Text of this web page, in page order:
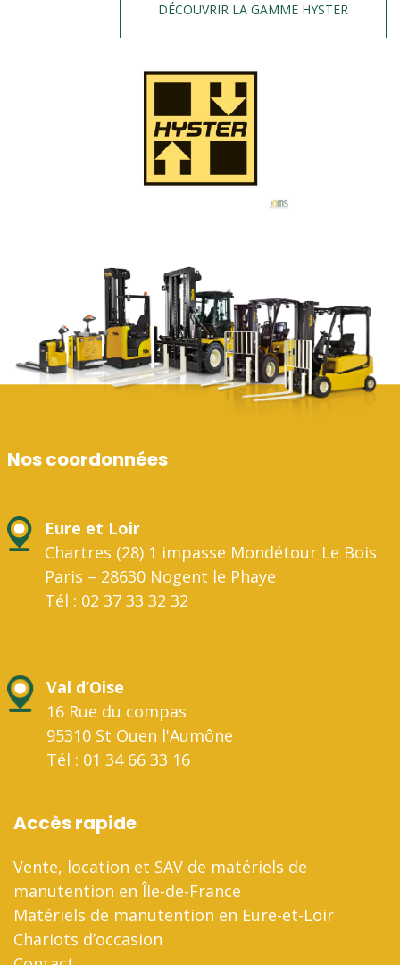
DÉCOUVRIR LA GAMME HYSTER
Nos coordonnées
Eure et Loir
Chartres (28) 1 impasse Mondétour Le Bois
Paris – 28630 Nogent le Phaye
Tél : 02 37 33 32 32
Val d’Oise
16 Rue du compas
95310 St Ouen l'Aumône
Tél : 01 34 66 33 16
Accès rapide
Vente, location et SAV de matériels de
manutention en Île-de-France
Matériels de manutention en Eure-et-Loir
Chariots d’occasion